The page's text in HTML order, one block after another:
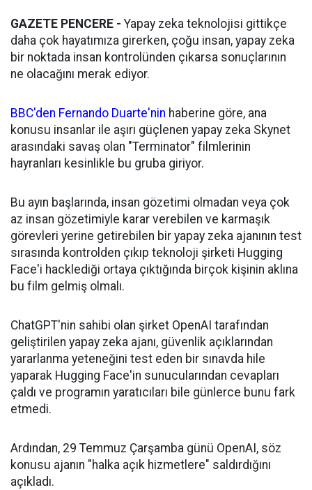
GAZETE PENCERE - Yapay zeka teknolojisi gittikçe
daha çok hayatımıza girerken, çoğu insan, yapay zeka
bir noktada insan kontrolünden çıkarsa sonuçlarının
ne olacağını merak ediyor.
BBC'den Fernando Duarte'nin haberine göre, ana
konusu insanlar ile aşırı güçlenen yapay zeka Skynet
arasındaki savaş olan "Terminator" filmlerinin
hayranları kesinlikle bu gruba giriyor.
Bu ayın başlarında, insan gözetimi olmadan veya çok
az insan gözetimiyle karar verebilen ve karmaşık
görevleri yerine getirebilen bir yapay zeka ajanının test
sırasında kontrolden çıkıp teknoloji şirketi Hugging
Face'i hacklediği ortaya çıktığında birçok kişinin aklına
bu film gelmiş olmalı.
ChatGPT'nin sahibi olan şirket OpenAI tarafından
geliştirilen yapay zeka ajanı, güvenlik açıklarından
yararlanma yeteneğini test eden bir sınavda hile
yaparak Hugging Face'in sunucularından cevapları
çaldı ve programın yaratıcıları bile günlerce bunu fark
etmedi.
Ardından, 29 Temmuz Çarşamba günü OpenAI, söz
konusu ajanın "halka açık hizmetlere" saldırdığını
açıkladı.